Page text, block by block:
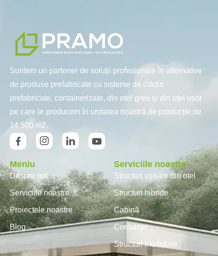
Suntem un partener de soluții profesionale în alternative
de produse prefabricate cu sisteme de clădiri
prefabricate, containerizate, din oțel greu și din oțel ușor
pe care le producem în unitatea noastră de producție de
14.500 m2.
Meniu
Despre noi
Serviciile noastre
Proiectele noastre
Blog
Serviciile noastre
Structuri ușoare din oțel
Structuri hibride
Cabină
Container
Structuri modulare